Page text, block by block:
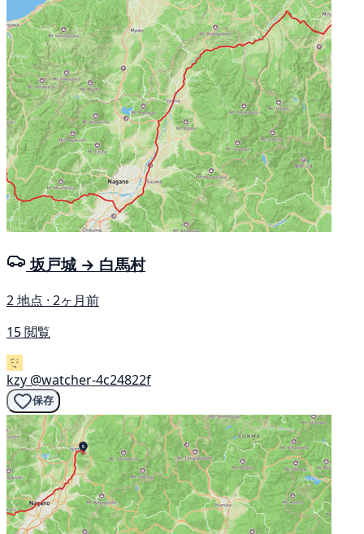
坂戸城 → 白馬村
2 地点 · 2ヶ月前
15 閲覧
kzy @watcher-4c24822f
保存